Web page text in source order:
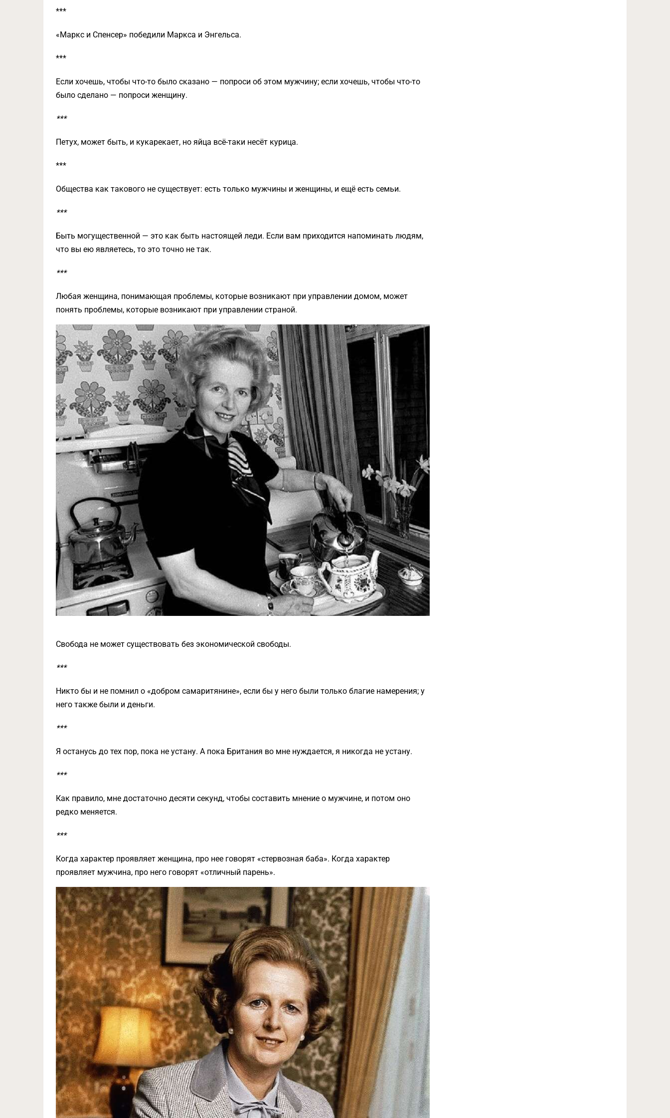
***
«Маркс и Спенсер» победили Маркса и Энгельса.
***
Если хочешь, чтобы что-то было сказано — попроси об этом мужчину; если хочешь, чтобы что-то
было сделано — попроси женщину.
***
Петух, может быть, и кукарекает, но яйца всё-таки несёт курица.
***
Общества как такового не существует: есть только мужчины и женщины, и ещё есть семьи.
***
Быть могущественной — это как быть настоящей леди. Если вам приходится напоминать людям,
что вы ею являетесь, то это точно не так.
***
Любая женщина, понимающая проблемы, которые возникают при управлении домом, может
понять проблемы, которые возникают при управлении страной.
Свобода не может существовать без экономической свободы.
***
Никто бы и не помнил о «добром самаритянине», если бы у него были только благие намерения; у
него также были и деньги.
***
Я останусь до тех пор, пока не устану. А пока Британия во мне нуждается, я никогда не устану.
***
Как правило, мне достаточно десяти секунд, чтобы составить мнение о мужчине, и потом оно
редко меняется.
***
Когда характер проявляет женщина, про нее говорят «стервозная баба». Когда характер
проявляет мужчина, про него говорят «отличный парень».